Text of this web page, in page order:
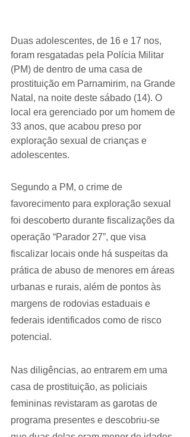
Duas adolescentes, de 16 e 17 nos,
foram resgatadas pela Polícia Militar
(PM) de dentro de uma casa de
prostituição em Parnamirim, na Grande
Natal, na noite deste sábado (14). O
local era gerenciado por um homem de
33 anos, que acabou preso por
exploração sexual de crianças e
adolescentes.
Segundo a PM, o crime de
favorecimento para exploração sexual
foi descoberto durante fiscalizações da
operação “Parador 27”, que visa
fiscalizar locais onde há suspeitas da
prática de abuso de menores em áreas
urbanas e rurais, além de pontos às
margens de rodovias estaduais e
federais identificados como de risco
potencial.
Nas diligências, ao entrarem em uma
casa de prostituição, as policiais
femininas revistaram as garotas de
programa presentes e descobriu-se